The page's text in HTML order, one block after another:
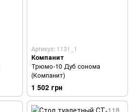
Артикул: 1131_1
Компанит
Трюмо-10 Дуб сонома
(Компанит)
1 502 грн